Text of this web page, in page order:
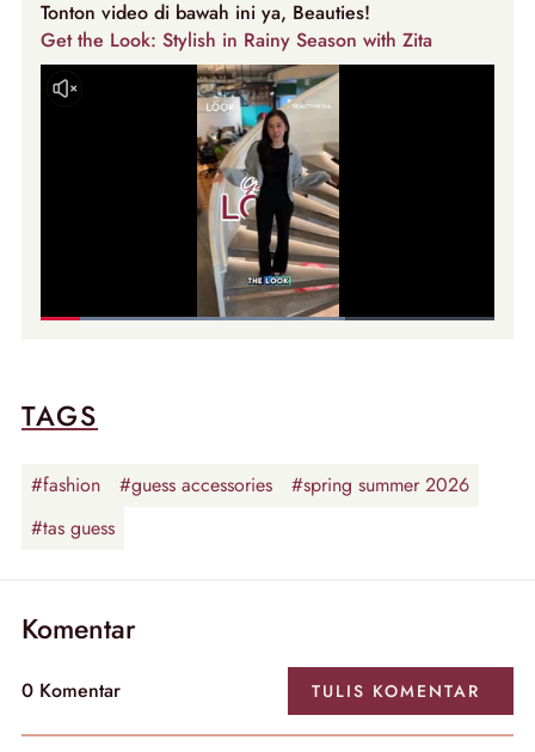
Tonton video di bawah ini ya, Beauties!
Get the Look: Stylish in Rainy Season with Zita
TAGS
#fashion #guess accessories
#spring summer 2026
#tas guess
Komentar
0 Komentar TULIS KOMENTAR